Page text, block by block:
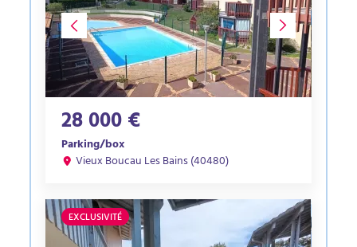
28 000 €
Parking/box
Vieux Boucau Les Bains (40480)
EXCLUSIVITÉ